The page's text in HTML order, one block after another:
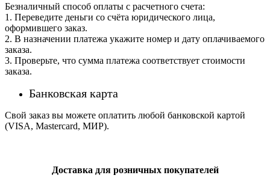
Безналичный способ оплаты с расчетного счета:
1. Переведите деньги со счёта юридического лица,
оформившего заказ.
2. В назначении платежа укажите номер и дату оплачиваемого
заказа.
3. Проверьте, что сумма платежа соответствует стоимости
заказа.
Банковская карта
Свой заказ вы можете оплатить любой банковской картой
(VISA, Mastercard, МИР).
Доставка для розничных покупателей